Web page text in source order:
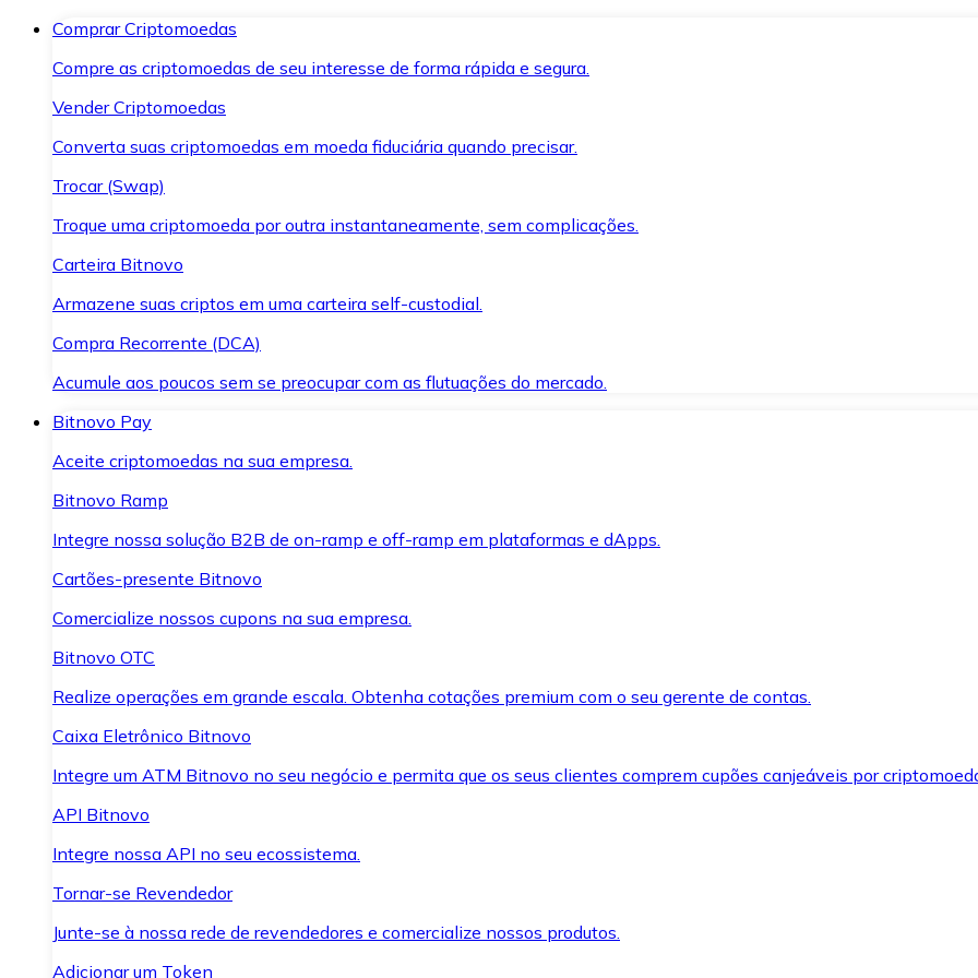
Comprar Criptomoedas
Compre as criptomoedas de seu interesse de forma rápida e segura.
Vender Criptomoedas
Converta suas criptomoedas em moeda fiduciária quando precisar.
Trocar (Swap)
Troque uma criptomoeda por outra instantaneamente, sem complicações.
Carteira Bitnovo
Armazene suas criptos em uma carteira self-custodial.
Compra Recorrente (DCA)
Acumule aos poucos sem se preocupar com as flutuações do mercado.
Bitnovo Pay
Aceite criptomoedas na sua empresa.
Bitnovo Ramp
Integre nossa solução B2B de on-ramp e off-ramp em plataformas e dApps.
Cartões-presente Bitnovo
Comercialize nossos cupons na sua empresa.
Bitnovo OTC
Realize operações em grande escala. Obtenha cotações premium com o seu gerente de contas.
Caixa Eletrônico Bitnovo
Integre um ATM Bitnovo no seu negócio e permita que os seus clientes comprem cupões canjeáveis por
API Bitnovo
Integre nossa API no seu ecossistema.
Tornar-se Revendedor
Junte-se à nossa rede de revendedores e comercialize nossos produtos.
Adicionar um Token